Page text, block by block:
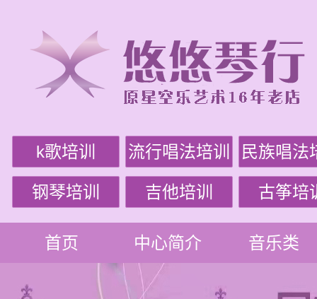
k歌培训 流行唱法培训 民族唱法
钢琴培训 吉他培训 古筝培
首页 中心简介 音乐类